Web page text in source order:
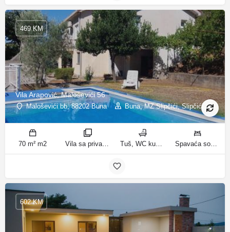
Vila Arapović, Maloševići 56
Maloševići bb, 88202 Buna Buna, MZ Slipčići, Slipčići
469 KM
70 m² m2 Vila sa privatnim bazenom sobe Tuš, WC kupatila Spavaća soba 1: 3 odvojena kreveta | Spavaća soba 2: 3 kreveta za jednu osobu | Dnevni boravak: 1 kauč na razvlačenje ležaja
602 KM